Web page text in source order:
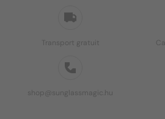
Transport gratuit
shop@sunglassmagic.hu